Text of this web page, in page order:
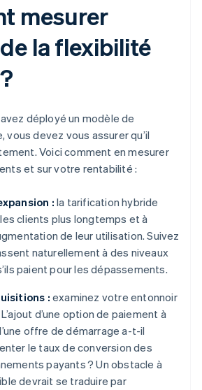
mesurer
la flexibilité
déployé un modèle de
vous devez vous assurer qu’il
Voici comment en mesurer
et sur votre rentabilité :
: la tarification hybride
clients plus longtemps et à
de leur utilisation. Suivez
naturellement à des niveaux
paient pour les dépassements.
: examinez votre entonnoir
d’une option de paiement à
offre de démarrage a-t-il
le taux de conversion des
payants ? Un obstacle à
devrait se traduire par